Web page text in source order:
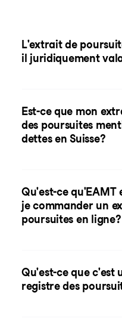
L'extrait de
il juridiquement
Est-ce que mon
des poursuites
dettes en Suisse?
Qu'est-ce qu'EAMT
je commander un
poursuites en ligne?
Qu'est-ce que c'est
registre des